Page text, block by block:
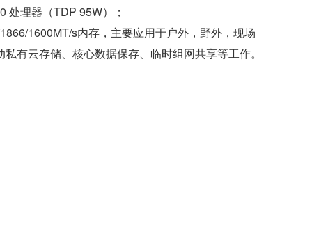
理器（TDP 95W）；
1600MT/s内存，主要应用于户外，野外，现场
有云存储、核心数据保存、临时组网共享等工作。